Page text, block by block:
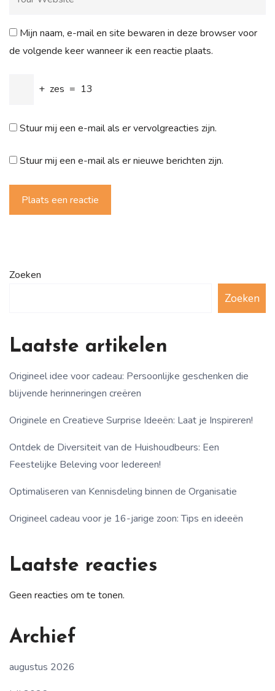
Mijn naam, e-mail en site bewaren in deze browser voor
de volgende keer wanneer ik een reactie plaats.
+ zes = 13
Stuur mij een e-mail als er vervolgreacties zijn.
Stuur mij een e-mail als er nieuwe berichten zijn.
Plaats een reactie
Zoeken
Zoeken
Laatste artikelen
Origineel idee voor cadeau: Persoonlijke geschenken die
blijvende herinneringen creëren
Originele en Creatieve Surprise Ideeën: Laat je Inspireren!
Ontdek de Diversiteit van de Huishoudbeurs: Een
Feestelijke Beleving voor Iedereen!
Optimaliseren van Kennisdeling binnen de Organisatie
Origineel cadeau voor je 16-jarige zoon: Tips en ideeën
Laatste reacties
Geen reacties om te tonen.
Archief
augustus 2026